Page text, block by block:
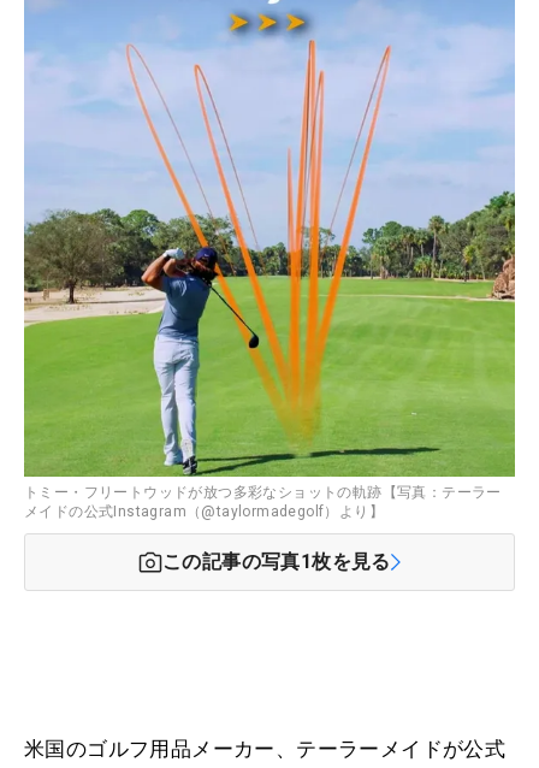
トミー・フリートウッドが放つ多彩なショットの軌跡【写真：テーラー
メイドの公式Instagram（@taylormadegolf）より】
この記事の写真1枚を見る
米国のゴルフ用品メーカー、テーラーメイドが公式